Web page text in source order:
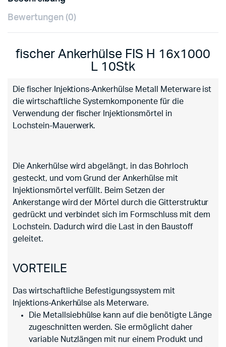
Bewertungen (0)
fischer Ankerhülse FIS H 16x1000
L 10Stk
Die fischer Injektions-Ankerhülse Metall Meterware ist
die wirtschaftliche Systemkomponente für die
Verwendung der fischer Injektionsmörtel in
Lochstein-Mauerwerk.
Die Ankerhülse wird abgelängt, in das Bohrloch
gesteckt, und vom Grund der Ankerhülse mit
Injektionsmörtel verfüllt. Beim Setzen der
Ankerstange wird der Mörtel durch die Gitterstruktur
gedrückt und verbindet sich im Formschluss mit dem
Lochstein. Dadurch wird die Last in den Baustoff
geleitet.
VORTEILE
Das wirtschaftliche Befestigungssystem mit
Injektions-Ankerhülse als Meterware.
Die Metallsiebhülse kann auf die benötigte Länge
zugeschnitten werden. Sie ermöglicht daher
variable Nutzlängen mit nur einem Produkt und